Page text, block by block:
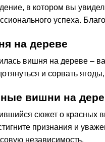
в котором вы
успеха.
на дереве
вишня на дереве –
и сорвать
вишни на
сюжет о красных
признания и
независимость.